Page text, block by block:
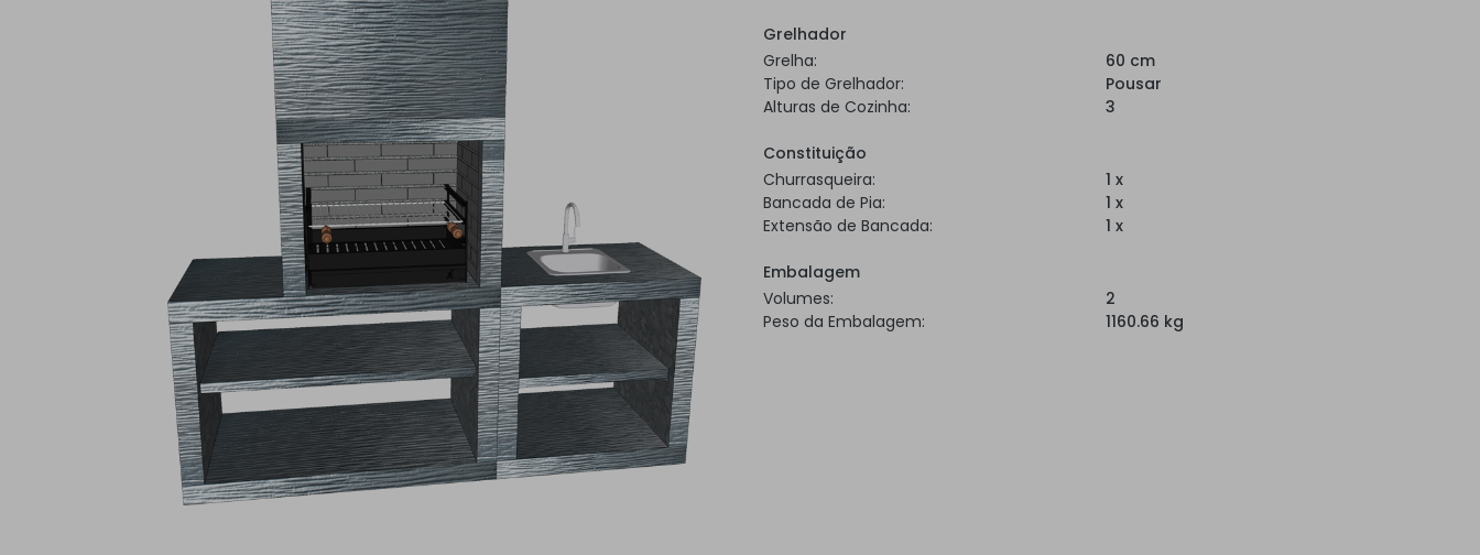
Grelhador
Grelha:
60 cm
Tipo de Grelhador:
Pousar
Alturas de Cozinha:
3
Constituição
Churrasqueira:
1 x
Bancada de Pia:
1 x
Extensão de Bancada:
1 x
Embalagem
Volumes:
2
Peso da Embalagem:
1160.66 kg